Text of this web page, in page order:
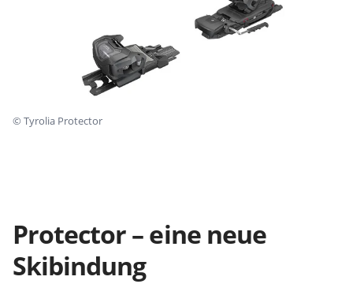
©Tyrolia Protector
Protector – eine neue
Skibindung